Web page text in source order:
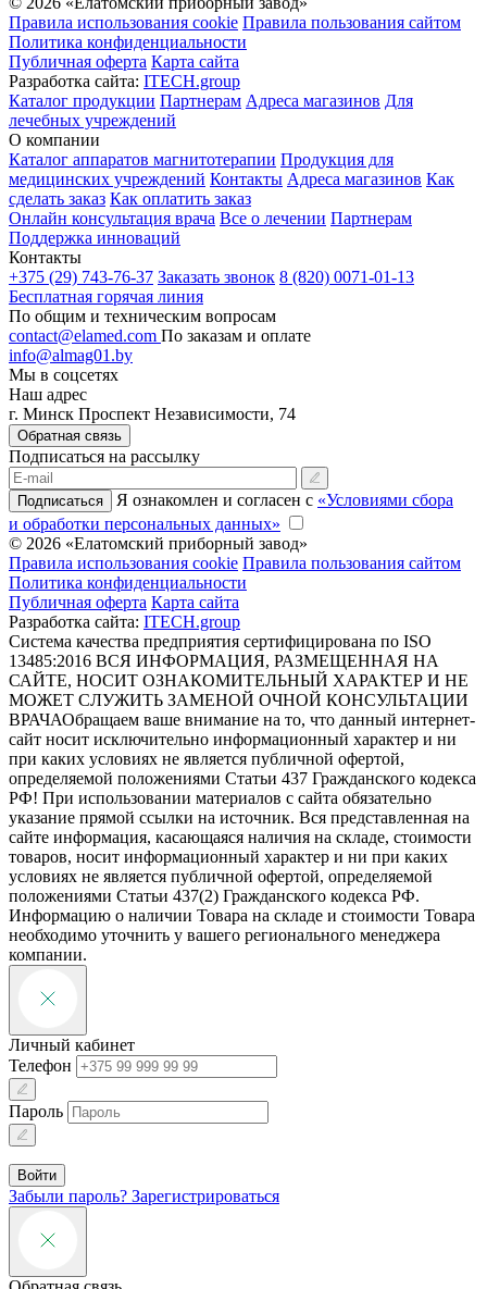
Правила использования cookie Правила пользования сайтом
Политика конфиденциальности
Публичная оферта Карта сайта
Разработка сайта: ITECH.group
Каталог продукции Партнерам Адреса магазинов Для
лечебных учреждений
О компании
Каталог аппаратов магнитотерапии Продукция для
медицинских учреждений Контакты Адреса магазинов Как
сделать заказ Как оплатить заказ
Онлайн консультация врача Все о лечении Партнерам
Поддержка инноваций
Контакты
+375 (29) 743-76-37 Заказать звонок 8 (820) 0071-01-13
Бесплатная горячая линия
По общим и техническим вопросам
contact@elamed.com По заказам и оплате
info@almag01.by
Мы в соцсетях
Наш адрес
г. Минск Проспект Независимости, 74
Обратная связь
Подписаться на рассылку
Подписаться Я ознакомлен и согласен с «Условиями сбора
и обработки персональных данных»
© 2026 «Елатомский приборный завод»
Правила использования cookie Правила пользования сайтом
Политика конфиденциальности
Публичная оферта Карта сайта
Разработка сайта: ITECH.group
Система качества предприятия сертифицирована по ISO
13485:2016 ВСЯ ИНФОРМАЦИЯ, РАЗМЕЩЕННАЯ НА
САЙТЕ, НОСИТ ОЗНАКОМИТЕЛЬНЫЙ ХАРАКТЕР И НЕ
МОЖЕТ СЛУЖИТЬ ЗАМЕНОЙ ОЧНОЙ КОНСУЛЬТАЦИИ
ВРАЧАОбращаем ваше внимание на то, что данный интернет-
сайт носит исключительно информационный характер и ни
при каких условиях не является публичной офертой,
определяемой положениями Статьи 437 Гражданского кодекса
РФ! При использовании материалов с сайта обязательно
указание прямой ссылки на источник. Вся представленная на
сайте информация, касающаяся наличия на складе, стоимости
товаров, носит информационный характер и ни при каких
условиях не является публичной офертой, определяемой
положениями Статьи 437(2) Гражданского кодекса РФ.
Информацию о наличии Товара на складе и стоимости Товара
необходимо уточнить у вашего регионального менеджера
компании.
Личный кабинет
Телефон
Пароль
Войти
Забыли пароль? Зарегистрироваться